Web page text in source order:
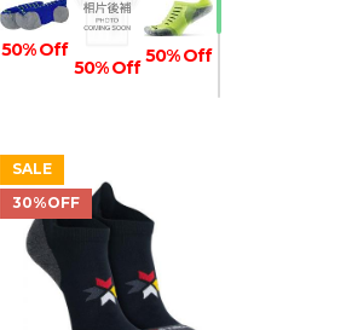
50% Off
50% Off
50% Off
50% Off
50% Off
SALE
30%OFF